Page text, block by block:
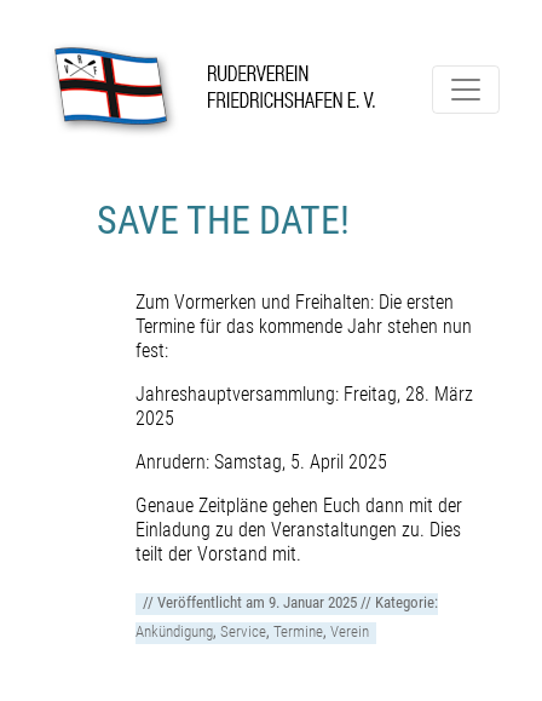
content
SAVE THE DATE!
Zum Vormerken und Freihalten: Die ersten
Termine für das kommende Jahr stehen nun
fest:
Jahreshauptversammlung: Freitag, 28. März
2025
Anrudern: Samstag, 5. April 2025
Genaue Zeitpläne gehen Euch dann mit der
Einladung zu den Veranstaltungen zu. Dies
teilt der Vorstand mit.
// Veröffentlicht am9. Januar 2025 // Kategorie:
Ankündigung, Service, Termine, Verein